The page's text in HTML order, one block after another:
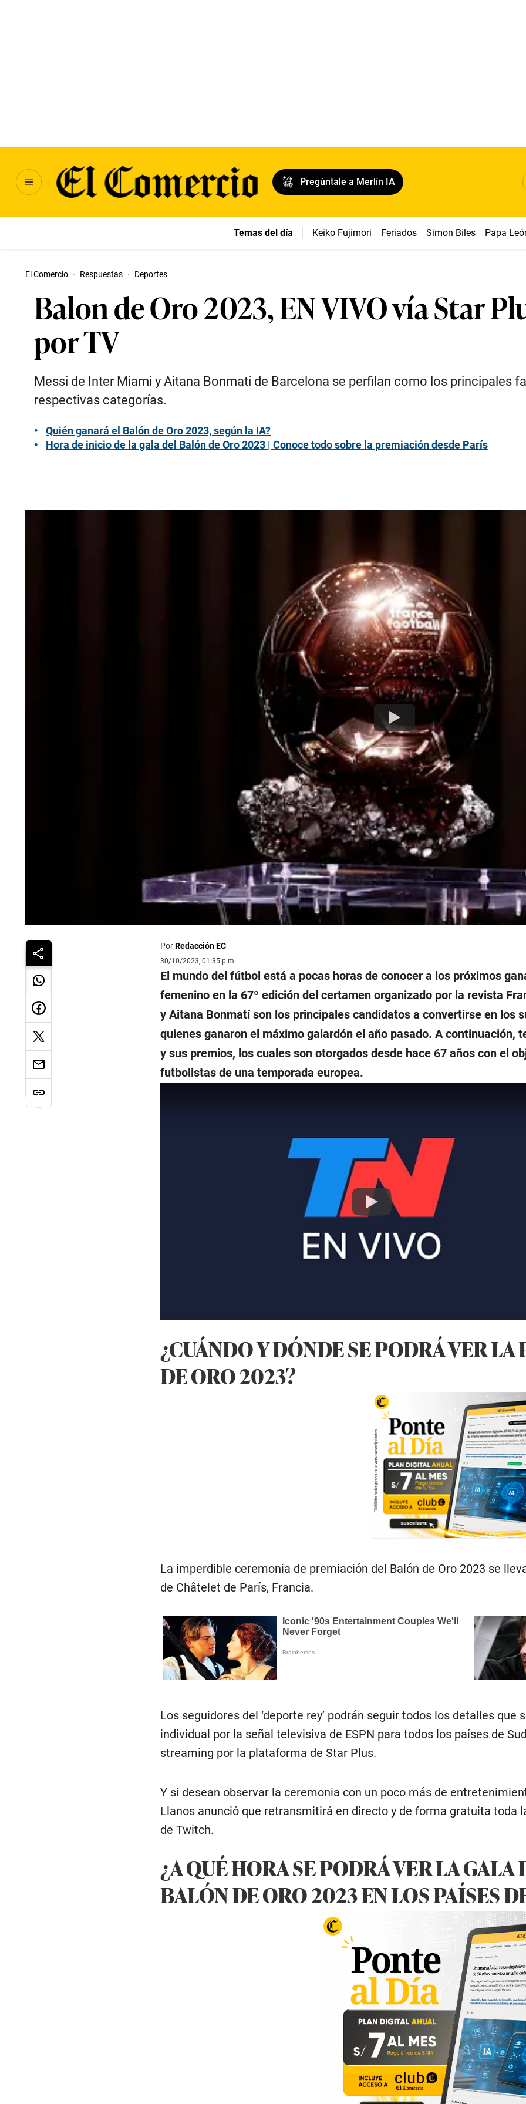
Pregúntale a Merlín IA
Temas del día Keiko Fujimori Feriados Simon Biles Papa
El Comercio · Respuestas · Deportes
Balon de Oro 2023, EN VIVO vía Star
por TV
Messi de Inter Miami y Aitana Bonmatí de Barcelona se perfilan como los principales
respectivas categorías.
Quién ganará el Balón de Oro 2023, según la IA?
Hora de inicio de la gala del Balón de Oro 2023 | Conoce todo sobre la premiación desde París
PorRedacción EC
30/10/2023, 01:35 p.m.
El mundo del fútbol está a pocas horas de conocer a los próximos
femenino en la 67º edición del certamen organizado por la revista
y Aitana Bonmatí son los principales candidatos a convertirse en los
quienes ganaron el máximo galardón el año pasado. A continuación,
y sus premios, los cuales son otorgados desde hace 67 años con el
futbolistas de una temporada europea.
Play
¿CUÁNDO Y DÓNDE SE PODRÁ VER
DE ORO 2023?
La imperdible ceremonia de premiación del Balón de Oro 2023 se
de Châtelet de París, Francia.
Los seguidores del ‘deporte rey’ podrán seguir todos los detalles
individual por la señal televisiva de ESPN para todos los países de
streaming por la plataforma de Star Plus.
Y si desean observar la ceremonia con un poco más de
Llanos anunció que retransmitirá en directo y de forma gratuita toda
de Twitch.
¿A QUÉ HORA SE PODRÁ VER LA
BALÓN DE ORO 2023 EN LOS PAÍSES